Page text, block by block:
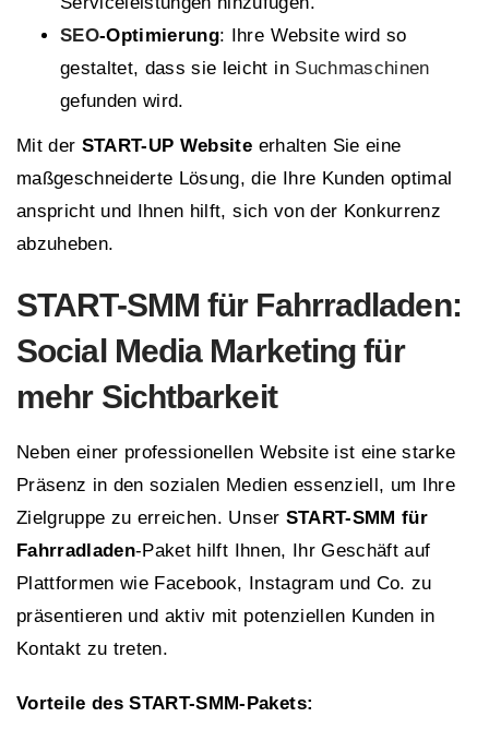
SEO-Optimierung: Ihre Website wird so
gestaltet, dass sie leicht in Suchmaschinen
gefunden wird.
Mit der START-UP Website erhalten Sie eine
maßgeschneiderte Lösung, die Ihre Kunden optimal
anspricht und Ihnen hilft, sich von der Konkurrenz
abzuheben.
START-SMM für Fahrradladen:
Social Media Marketing für
mehr Sichtbarkeit
Neben einer professionellen Website ist eine starke
Präsenz in den sozialen Medien essenziell, um Ihre
Zielgruppe zu erreichen. Unser START-SMM für
Fahrradladen-Paket hilft Ihnen, Ihr Geschäft auf
Plattformen wie Facebook, Instagram und Co. zu
präsentieren und aktiv mit potenziellen Kunden in
Kontakt zu treten.
Vorteile des START-SMM-Pakets: